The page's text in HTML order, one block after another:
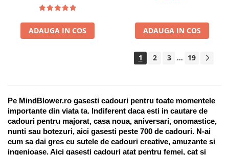
ADAUGA IN COS ADAUGA IN COS
1 2 3 ... 19
Pe MindBlower.ro gasesti cadouri pentru toate momentele
importante din viata ta. Indiferent daca esti in cautare de
cadouri pentru majorat, casa noua, aniversari, onomastice,
nunti sau botezuri, aici gasesti peste 700 de cadouri. N-ai
cum sa dai gres cu sutele de cadouri creative, amuzante si
ingenioase. Aici gasesti cadouri atat pentru femei, cat si